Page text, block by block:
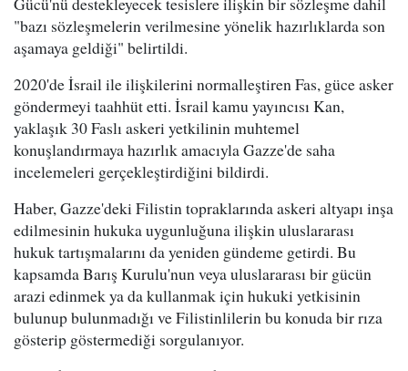
"bazı sözleşmelerin verilmesine yönelik hazırlıklarda son
aşamaya geldiği" belirtildi.
2020'de İsrail ile ilişkilerini normalleştiren Fas, güce asker
göndermeyi taahhüt etti. İsrail kamu yayıncısı Kan,
yaklaşık 30 Faslı askeri yetkilinin muhtemel
konuşlandırmaya hazırlık amacıyla Gazze'de saha
incelemeleri gerçekleştirdiğini bildirdi.
Haber, Gazze'deki Filistin topraklarında askeri altyapı inşa
edilmesinin hukuka uygunluğuna ilişkin uluslararası
hukuk tartışmalarını da yeniden gündeme getirdi. Bu
kapsamda Barış Kurulu'nun veya uluslararası bir gücün
arazi edinmek ya da kullanmak için hukuki yetkisinin
bulunup bulunmadığı ve Filistinlilerin bu konuda bir rıza
gösterip göstermediği sorgulanıyor.